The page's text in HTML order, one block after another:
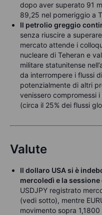
dopo aver superato 91
89,25 nel pomeriggio a
Il petrolio greggio
senza riuscire a
mercato attende i
nucleare di Teheran e
militare statunitense
da interrompere i flussi
potenzialmente di altri
venissero compromessi
(circa il 25% dei flussi
Valute
Il dollaro USA si è
mercoledì e la
USDJPY registrato
(vedi sotto), mentre
movimento sopra